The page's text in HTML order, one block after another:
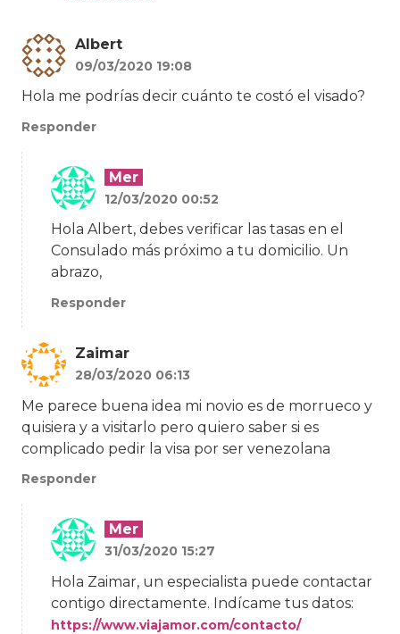
Albert
09/03/2020 19:08
Hola me podrías decir cuánto te costó el visado?
Responder
Mer
12/03/2020 00:52
Hola Albert, debes verificar las tasas en el
Consulado más próximo a tu domicilio. Un
abrazo,
Responder
Zaimar
28/03/2020 06:13
Me parece buena idea mi novio es de morrueco y
quisiera y a visitarlo pero quiero saber si es
complicado pedir la visa por ser venezolana
Responder
Mer
31/03/2020 15:27
Hola Zaimar, un especialista puede contactar
contigo directamente. Indícame tus datos:
https://www.viajamor.com/contacto/